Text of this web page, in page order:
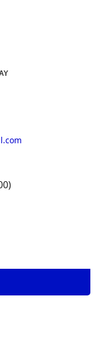
Và Xây DỰng Huỳnh Trần
do Sở KH&ĐT
nội dung: Huỳnh Quốc